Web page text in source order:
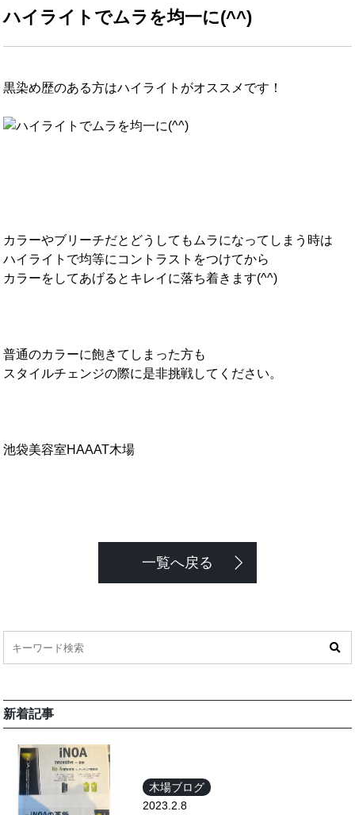
ハイライトでムラを均一に(^^)
黒染め歴のある方はハイライトがオススメです！
カラーやブリーチだとどうしてもムラになってしまう時は
ハイライトで均等にコントラストをつけてから
カラーをしてあげるとキレイに落ち着きます(^^)
普通のカラーに飽きてしまった方も
スタイルチェンジの際に是非挑戦してください。
池袋美容室HAAAT木場
一覧へ戻る
新着記事
木場ブログ
2023.2.8